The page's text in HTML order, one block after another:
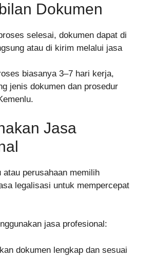
Dokumen
selesai, dokumen dapat di
atau di kirim melalui jasa
biasanya 3–7 hari kerja,
jenis dokumen dan prosedur
Jasa
atau perusahaan memilih
legalisasi untuk mempercepat
jasa profesional:
dokumen lengkap dan sesuai